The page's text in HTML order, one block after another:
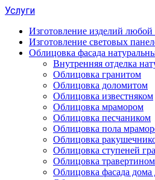
Услуги
Изготовление изделий любой
Изготовление световых
Облицовка фасада
Внутренняя отделка
Облицовка гранитом
Облицовка доломитом
Облицовка известняком
Облицовка мрамором
Облицовка песчаником
Облицовка пола
Облицовка
Облицовка ступеней
Облицовка травертином
Облицовка фасада дома